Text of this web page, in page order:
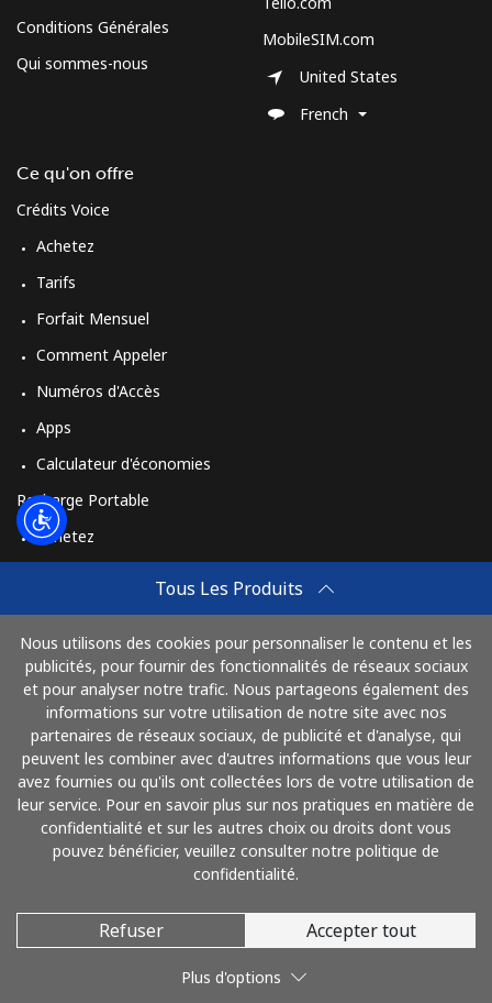
Tous Les Produits
Nous utilisons des cookies pour personnaliser le contenu et les
publicités, pour fournir des fonctionnalités de réseaux sociaux
et pour analyser notre trafic. Nous partageons également des
informations sur votre utilisation de notre site avec nos
partenaires de réseaux sociaux, de publicité et d'analyse, qui
peuvent les combiner avec d'autres informations que vous leur
avez fournies ou qu'ils ont collectées lors de votre utilisation de
leur service. Pour en savoir plus sur nos pratiques en matière de
confidentialité et sur les autres choix ou droits dont vous
pouvez bénéficier, veuillez consulter notre politique de
confidentialité.
Refuser Accepter tout
Plus d'options
Conditions Générales
Qui sommes-nous
Ce qu'on offre
Crédits Voice
Achetez
Tarifs
Forfait Mensuel
Comment Appeler
Numéros d'Accès
Apps
Calculateur d'économies
Recharge Portable
Achetez
Achetez
Mode de fonctionnement
MobileSIM.com
United States
French
Payez avec
© 2026 AlloFrance